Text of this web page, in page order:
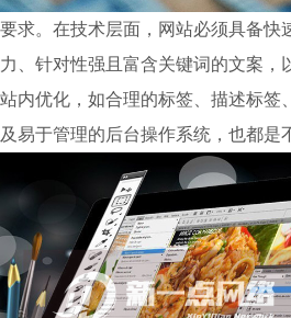
求。在技术层面，网站必须具备
、针对性强且富含关键词的文案
内优化，如合理的标签、描述标
易于管理的后台操作系统，也都是